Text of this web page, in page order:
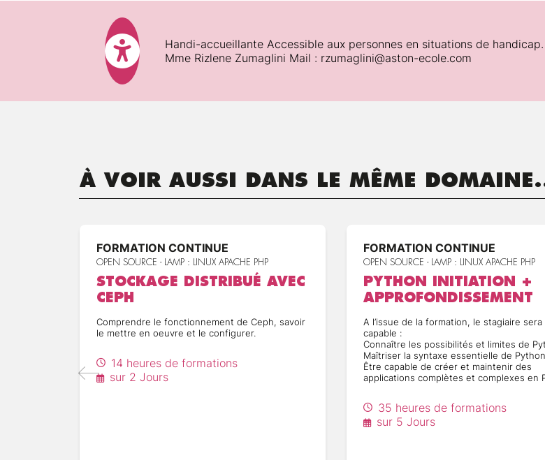
Fin de formation :
Satisfaction des participants :
Handi-accueillante Accessible aux personnes en situations de
Mme Rizlene Zumaglini Mail : rzumaglini@aston-ecole.com
À VOIR AUSSI DANS LE MÊME
FORMATION CONTINUE
OPEN SOURCE - LAMP : LINUX APACHE PHP
STOCKAGE DISTRIBUÉ AVEC
CEPH
Comprendre le fonctionnement de Ceph, savoir
le mettre en oeuvre et le configurer.
14 heures de formations
sur 2 Jours
FORMATION CONTINUE
OPEN SOURCE - LAMP : LINUX APACHE PHP
PYTHON INITIATION +
APPROFONDISSEMENT
A l’issue de la formation, le stagiaire sera
capable :
Connaître les possibilités et limites de
Maîtriser la syntaxe essentielle de
Être capable de créer et maintenir des
applications complètes et complexes en
35 heures de formations
sur 5 Jours